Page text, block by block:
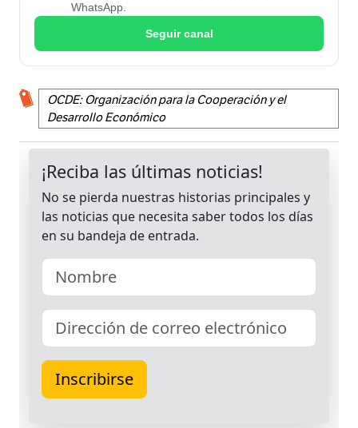
WhatsApp.
Seguir canal
OCDE: Organización para la Cooperación y el
Desarrollo Económico